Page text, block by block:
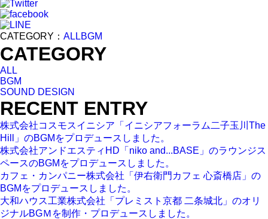
CATEGORY： ALLBGM
CATEGORY
ALL
BGM
SOUND DESIGN
RECENT ENTRY
株式会社コスモスイニシア「イニシアフォーラム二子玉川The
Hill」のBGMをプロデュースしました。
株式会社アンドエスティHD「niko and...BASE」のラウンジス
ペースのBGMをプロデュースしました。
カフェ・カンパニー株式会社「伊右衛門カフェ 心斎橋店」の
BGMをプロデュースしました。
大和ハウス工業株式会社「プレミスト京都 二条城北」のオリ
ジナルBGＭを制作・プロデュースしました。